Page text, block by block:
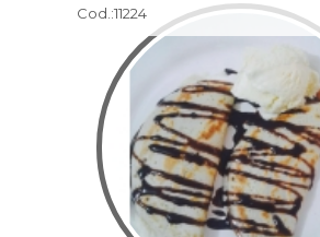
Cod.:11224